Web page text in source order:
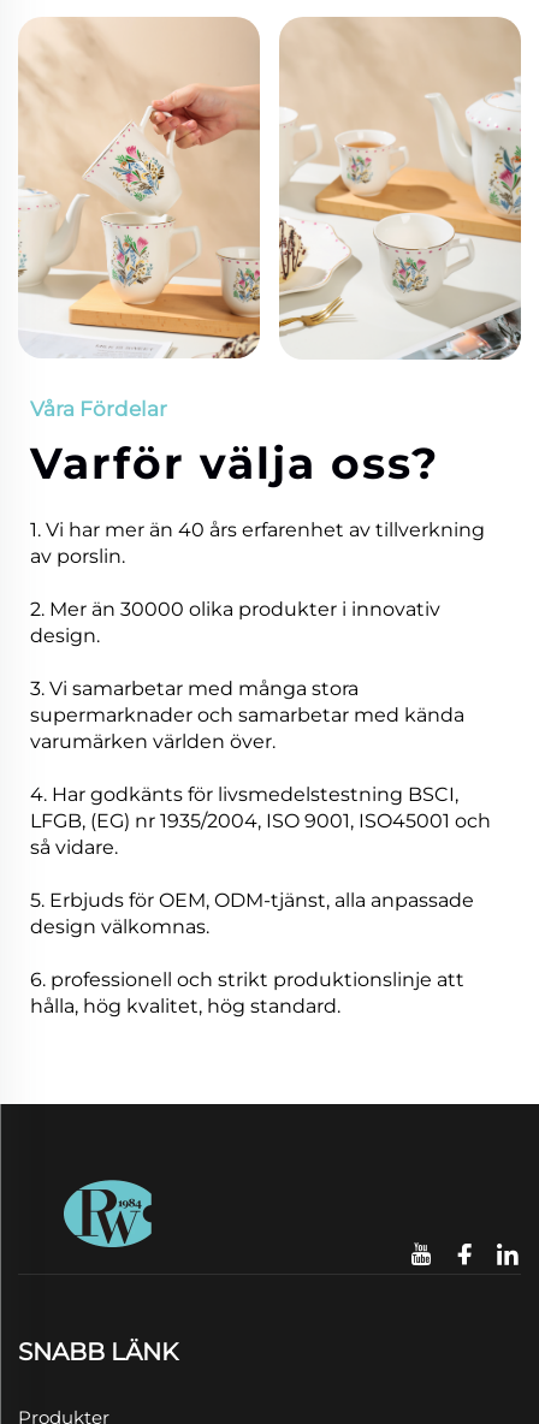
Våra Fördelar
Varför välja oss?
1. Vi har mer än 40 års erfarenhet av tillverkning
av porslin.
2. Mer än 30000 olika produkter i innovativ
design.
3. Vi samarbetar med många stora
supermarknader och samarbetar med kända
varumärken världen över.
4. Har godkänts för livsmedelstestning BSCI,
LFGB, (EG) nr 1935/2004, ISO 9001, ISO45001 och
så vidare.
5. Erbjuds för OEM, ODM-tjänst, alla anpassade
design välkomnas.
6. professionell och strikt produktionslinje att
hålla, hög kvalitet, hög standard.
SNABB LÄNK
Produkter